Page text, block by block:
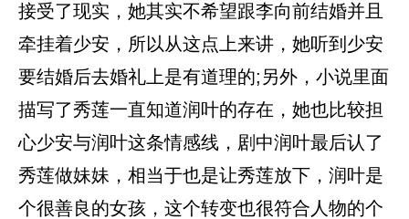
接受了现实，她其实不希望跟李向前结婚并且
牵挂着少安，所以从这点上来讲，她听到少安
要结婚后去婚礼上是有道理的;另外，小说里面
描写了秀莲一直知道润叶的存在，她也比较担
心少安与润叶这条情感线，剧中润叶最后认了
秀莲做妹妹，相当于也是让秀莲放下，润叶是
个很善良的女孩，这个转变也很符合人物的个